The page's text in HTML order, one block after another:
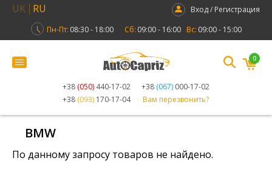
UK RU
Вход / Регистрация
Пн-Пт: 08:30 - 18:00 Сб: 09:00 - 16:00 Вс: 09:00 - 15:00
+38 (050) 440-17-02 +38 (067) 000-17-02
+38 (093) 170-17-04 Вам перезвонить?
0
BMW
По данному запросу товаров не найдено.